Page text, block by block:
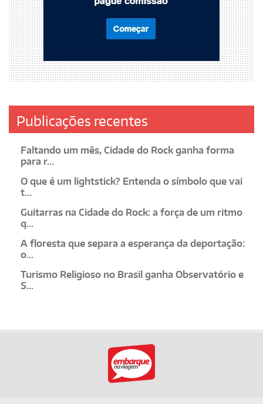
Publicações recentes
Faltando um mês, Cidade do Rock ganha forma
para r...
O que é um lightstick? Entenda o símbolo que vai
t...
Guitarras na Cidade do Rock: a força de um ritmo
q...
A floresta que separa a esperança da deportação:
o...
Turismo Religioso no Brasil ganha Observatório e
S...